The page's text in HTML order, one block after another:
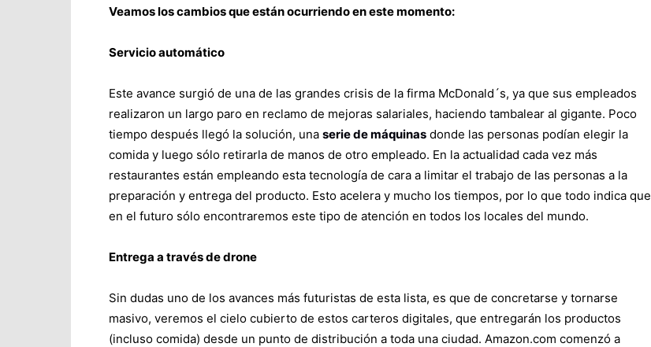
Veamos los cambios que están ocurriendo en este momento:
Servicio automático
Este avance surgió de una de las grandes crisis de la firma McDonald´s, ya que sus empleados
realizaron un largo paro en reclamo de mejoras salariales, haciendo tambalear al gigante. Poco
tiempo después llegó la solución, una serie de máquinas donde las personas podían elegir la
comida y luego sólo retirarla de manos de otro empleado. En la actualidad cada vez más
restaurantes están empleando esta tecnología de cara a limitar el trabajo de las personas a la
preparación y entrega del producto. Esto acelera y mucho los tiempos, por lo que todo indica que
en el futuro sólo encontraremos este tipo de atención en todos los locales del mundo.
Entrega a través de drone
Sin dudas uno de los avances más futuristas de esta lista, es que de concretarse y tornarse
masivo, veremos el cielo cubierto de estos carteros digitales, que entregarán los productos
(incluso comida) desde un punto de distribución a toda una ciudad. Amazon.com comenzó a